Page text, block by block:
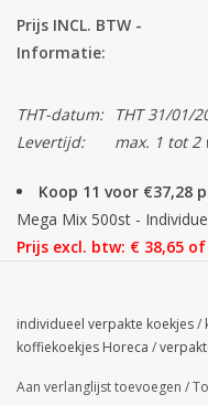
Carnavalssnoep
Merken
Prijs INCL. BTW -
Informatie:
THT-datum:
THT 31/01/
Levertijd:
max. 1 tot 2
Koop 11 voor €37,28
Mega Mix 500st -
Prijs excl. btw: € 38,65 of
individueel verpakte koekjes/
koffiekoekjes Horeca /
Aan verlanglijst toevoegen /